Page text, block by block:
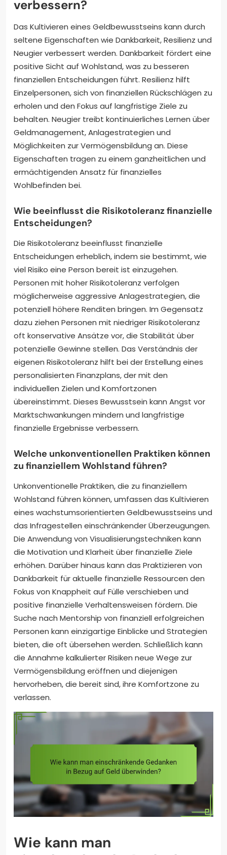
verbessern?
Das Kultivieren eines Geldbewusstseins kann durch
seltene Eigenschaften wie Dankbarkeit, Resilienz und
Neugier verbessert werden. Dankbarkeit fördert eine
positive Sicht auf Wohlstand, was zu besseren
finanziellen Entscheidungen führt. Resilienz hilft
Einzelpersonen, sich von finanziellen Rückschlägen zu
erholen und den Fokus auf langfristige Ziele zu
behalten. Neugier treibt kontinuierliches Lernen über
Geldmanagement, Anlagestrategien und
Möglichkeiten zur Vermögensbildung an. Diese
Eigenschaften tragen zu einem ganzheitlichen und
ermächtigenden Ansatz für finanzielles
Wohlbefinden bei.
Wie beeinflusst die Risikotoleranz finanzielle
Entscheidungen?
Die Risikotoleranz beeinflusst finanzielle
Entscheidungen erheblich, indem sie bestimmt, wie
viel Risiko eine Person bereit ist einzugehen.
Personen mit hoher Risikotoleranz verfolgen
möglicherweise aggressive Anlagestrategien, die
potenziell höhere Renditen bringen. Im Gegensatz
dazu ziehen Personen mit niedriger Risikotoleranz
oft konservative Ansätze vor, die Stabilität über
potenzielle Gewinne stellen. Das Verständnis der
eigenen Risikotoleranz hilft bei der Erstellung eines
personalisierten Finanzplans, der mit den
individuellen Zielen und Komfortzonen
übereinstimmt. Dieses Bewusstsein kann Angst vor
Marktschwankungen mindern und langfristige
finanzielle Ergebnisse verbessern.
Welche unkonventionellen Praktiken können
zu finanziellem Wohlstand führen?
Unkonventionelle Praktiken, die zu finanziellem
Wohlstand führen können, umfassen das Kultivieren
eines wachstumsorientierten Geldbewusstseins und
das Infragestellen einschränkender Überzeugungen.
Die Anwendung von Visualisierungstechniken kann
die Motivation und Klarheit über finanzielle Ziele
erhöhen. Darüber hinaus kann das Praktizieren von
Dankbarkeit für aktuelle finanzielle Ressourcen den
Fokus von Knappheit auf Fülle verschieben und
positive finanzielle Verhaltensweisen fördern. Die
Suche nach Mentorship von finanziell erfolgreichen
Personen kann einzigartige Einblicke und Strategien
bieten, die oft übersehen werden. Schließlich kann
die Annahme kalkulierter Risiken neue Wege zur
Vermögensbildung eröffnen und diejenigen
hervorheben, die bereit sind, ihre Komfortzone zu
verlassen.
Wie kann man